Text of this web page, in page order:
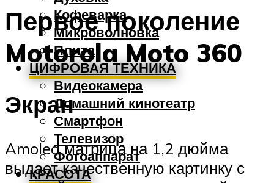
Кофеварка
Микроволновка
Плита
ЦИФРОВАЯ ТЕХНИКА
Видеокамера
Домашний кинотеатр
Смартфон
Телевизор
Фотоаппарат
КРАСОТА
Первое поколение
Motorola Moto 360
Экран
Amoled матрица на 1,2 дюйма
выдает качественную картинку с